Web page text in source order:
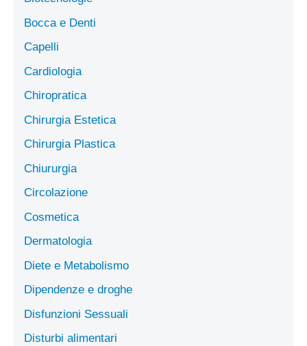
Bocca e Denti
Capelli
Cardiologia
Chiropratica
Chirurgia Estetica
Chirurgia Plastica
Chiururgia
Circolazione
Cosmetica
Dermatologia
Diete e Metabolismo
Dipendenze e droghe
Disfunzioni Sessuali
Disturbi alimentari